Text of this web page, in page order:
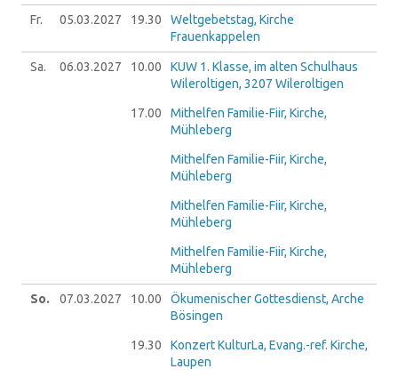
Fr. 05.03.2027 19.30
Weltgebetstag, Kirche
Frauenkappelen
Sa. 06.03.2027 10.00
KUW 1. Klasse, im alten Schulhaus
Wileroltigen, 3207 Wileroltigen
17.00
Mithelfen Familie-Fiir, Kirche,
Mühleberg
Mithelfen Familie-Fiir, Kirche,
Mühleberg
Mithelfen Familie-Fiir, Kirche,
Mühleberg
Mithelfen Familie-Fiir, Kirche,
Mühleberg
So. 07.03.2027 10.00
Ökumenischer Gottesdienst, Arche
Bösingen
19.30
Konzert KulturLa, Evang.-ref. Kirche,
Laupen